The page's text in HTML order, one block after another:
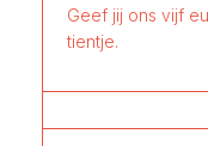
Geef jij ons vijf
tientje.